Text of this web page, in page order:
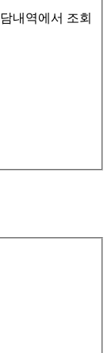
내역에서 조회